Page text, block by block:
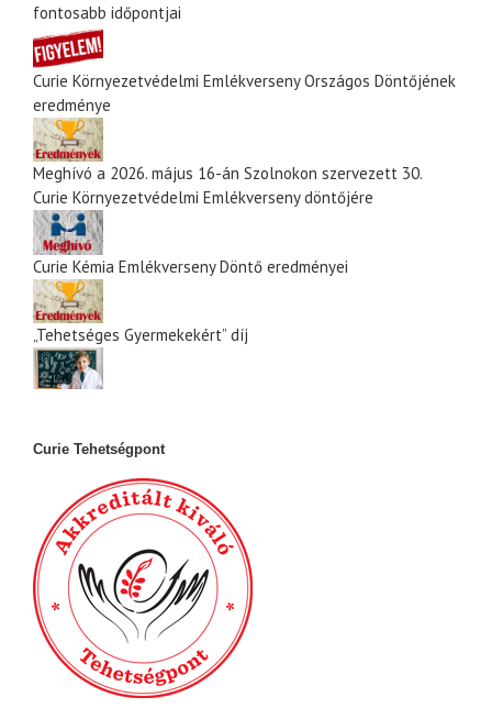
fontosabb időpontjai
Curie Környezetvédelmi Emlékverseny Országos Döntőjének
eredménye
Meghívó a 2026. május 16-án Szolnokon szervezett 30.
Curie Környezetvédelmi Emlékverseny döntőjére
Curie Kémia Emlékverseny Döntő eredményei
„Tehetséges Gyermekekért” díj
Curie Tehetségpont